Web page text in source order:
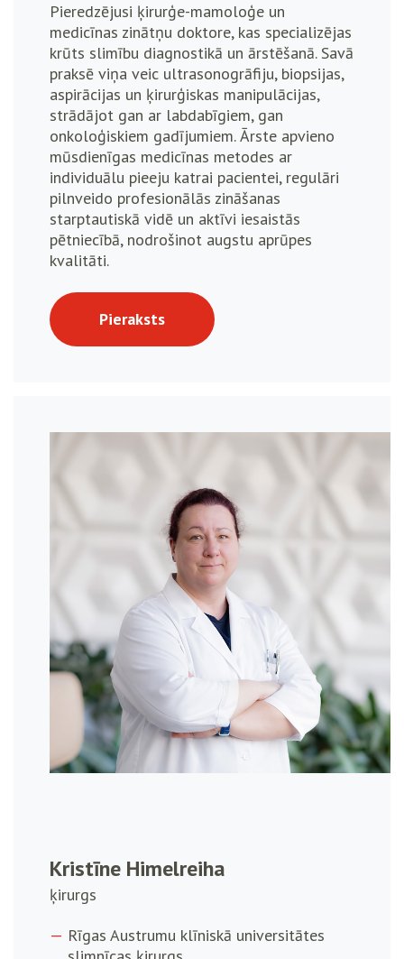
Pieredzējusi ķirurģe-mamoloģe un
medicīnas zinātņu doktore, kas specializējas
krūts slimību diagnostikā un ārstēšanā. Savā
praksē viņa veic ultrasonogrāfiju, biopsijas,
aspirācijas un ķirurģiskas manipulācijas,
strādājot gan ar labdabīgiem, gan
onkoloģiskiem gadījumiem. Ārste apvieno
mūsdienīgas medicīnas metodes ar
individuālu pieeju katrai pacientei, regulāri
pilnveido profesionālās zināšanas
starptautiskā vidē un aktīvi iesaistās
pētniecībā, nodrošinot augstu aprūpes
kvalitāti.
Pieraksts
Kristīne Himelreiha
ķirurgs
Rīgas Austrumu klīniskā universitātes